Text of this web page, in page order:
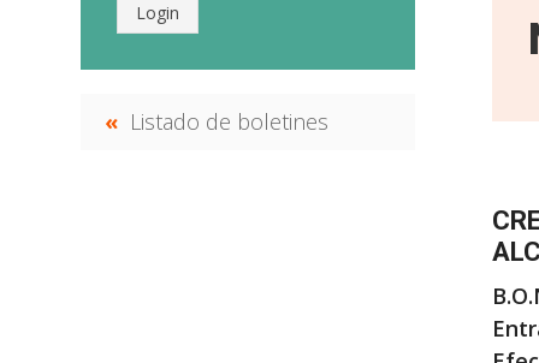
Login
Listado de boletines